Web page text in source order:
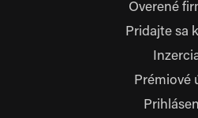
Overené
Pridajte sa
Prémiové